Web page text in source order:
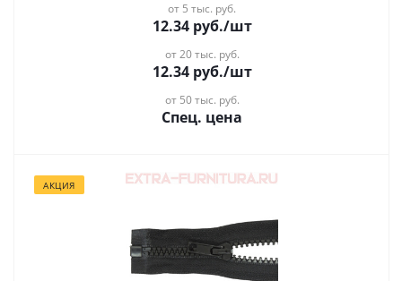
от 5 тыс. руб.
12.34руб./шт
от 20 тыс. руб.
12.34руб./шт
от 50 тыс. руб.
Спец. цена
АКЦИЯ